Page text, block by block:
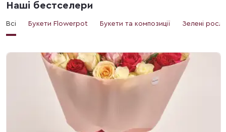
Наші бестселери
Всі Букети Flowerpot Букети та композиції Зелені